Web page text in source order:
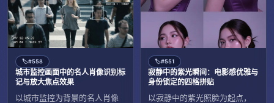
🏷️#558
城市监控画面中的名人肖像识别标
记与放大焦点效果
以城市监控为背景的名人肖像
🏷️#551
寂静中的紫光瞬间：电影感优雅与
身份锁定的四格拼贴
以寂静中的紫光照脸为起点，